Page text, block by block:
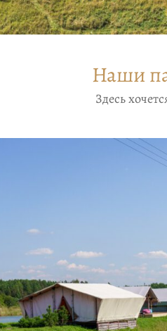
Наши
Здесь